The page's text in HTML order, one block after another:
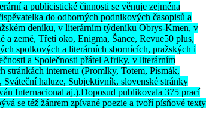
a publicistické činnosti se věnuje zejména
do odborných podnikových časopisů a
deníku, v literárním týdeníku Obrys-Kmen, v
země, Třetí oko, Enigma, Šance, Revue50 plus,
spolkových a literárních sbornících, pražských i
a Společnosti přátel Afriky, v literárním
stránkách internetu (Promlky, Totem, Písmák,
haluze, Subjektivník, slovenské stránky
Internacional aj.).Doposud publikovala 375 prací
se též žánrem zpívané poezie a tvoří písňové texty